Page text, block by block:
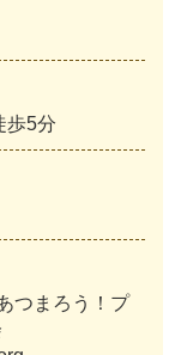
5分
つまろう！プ